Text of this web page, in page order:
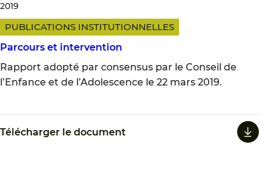
2019
PUBLICATIONS INSTITUTIONNELLES
Parcours et intervention
Rapport adopté par consensus par le Conseil de
l’Enfance et de l’Adolescence le 22 mars 2019.
Télécharger le document